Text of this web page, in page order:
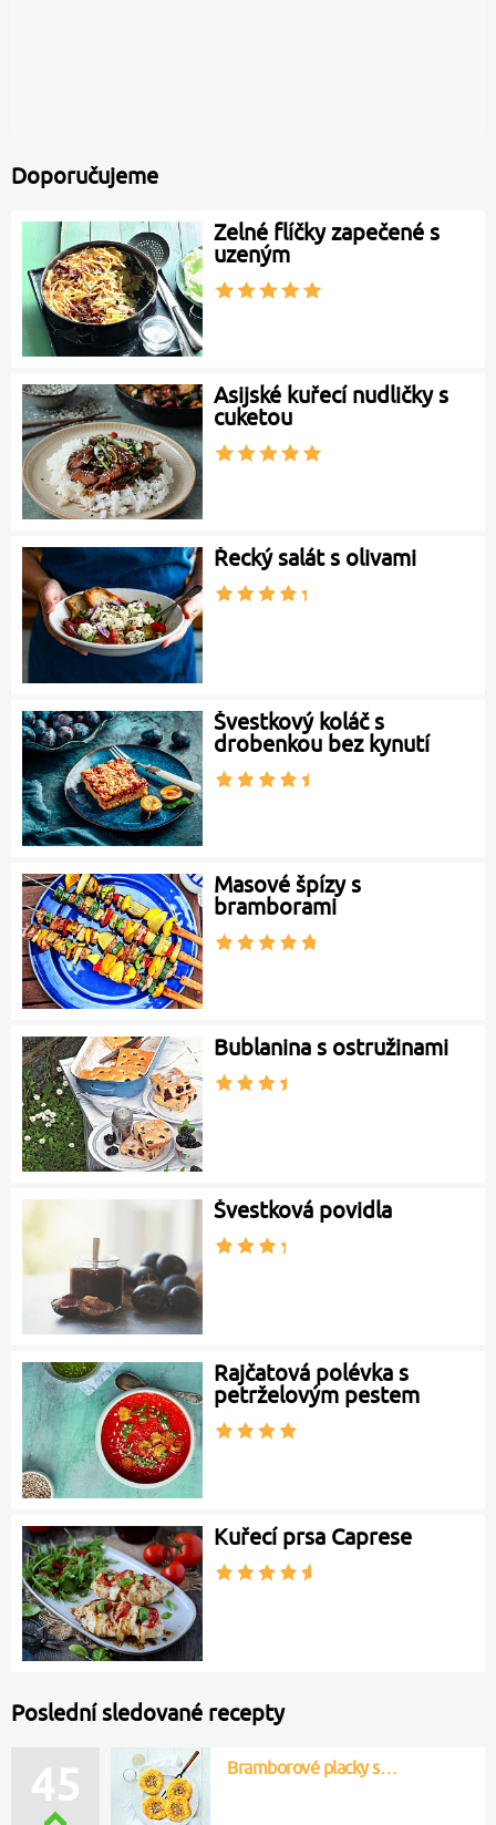
Doporučujeme
Zelné flíčky zapečené s
uzeným
Asijské kuřecí nudličky s
cuketou
Řecký salát s olivami
Švestkový koláč s
drobenkou bez kynutí
Masové špízy s
bramborami
Bublanina s ostružinami
Švestková povidla
Rajčatová polévka s
petrželovým pestem
Kuřecí prsa Caprese
Poslední sledované recepty
45 Bramborové placky s…